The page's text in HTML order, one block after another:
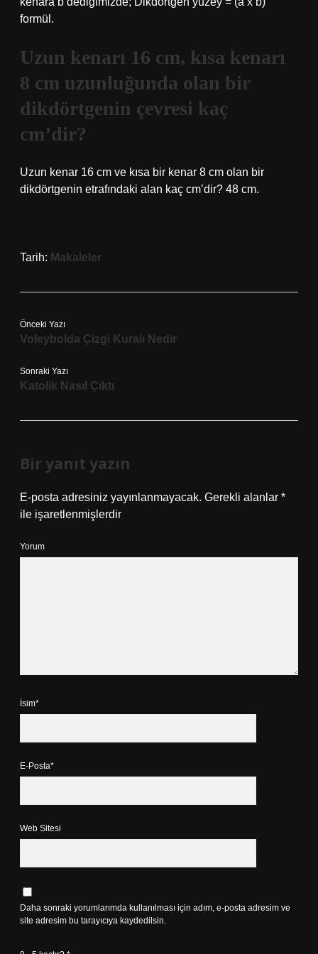
formül.
Uzun kenarı 16 cm, kısa kenarı
8 cm uzunluğunda olan bir
dikdörtgenin çevresi kaç
cm’dir?
Uzun kenar 16 cm ve kısa bir kenar 8 cm olan bir
dikdörtgenin etrafındaki alan kaç cm’dir? 48 cm.
Tarih: Makaleler
Önceki Yazı
Voleybolda Çizgi Kuralı Nedir
Sonraki Yazı
Katolik Nasıl Çıktı
Bir yanıt yazın
E-posta adresiniz yayınlanmayacak. Gerekli alanlar *
ile işaretlenmişlerdir
Yorum
İsim*
E-Posta*
Web Sitesi
Daha sonraki yorumlarımda kullanılması için adım, e-posta adresim ve
site adresim bu tarayıcıya kaydedilsin.